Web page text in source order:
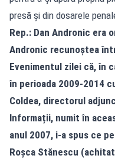
presă și din dosarele
Rep.: Dan Andronic era
Andronic recunoștea
Evenimentul zilei că, în
în perioada 2009-2014
Coldea, directorul
Informații, numit în
anul 2007, i-a spus ce
Roșca Stănescu